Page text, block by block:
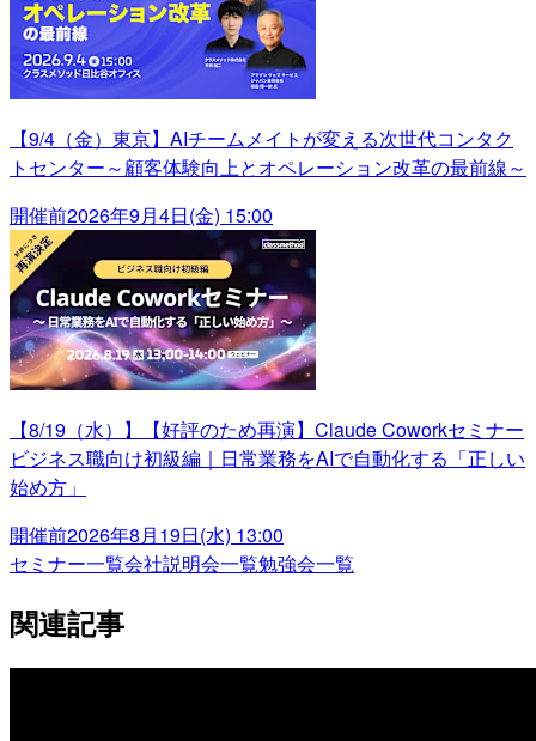
【9/4（金）東京】AIチームメイトが変える次世代コンタク
トセンター～顧客体験向上とオペレーション改革の最前線～
開催前2026年9月4日(金) 15:00
【8/19（水）】【好評のため再演】Claude Coworkセミナー
ビジネス職向け初級編｜日常業務をAIで自動化する「正しい
始め方」
開催前2026年8月19日(水) 13:00
セミナー一覧会社説明会一覧勉強会一覧
関連記事